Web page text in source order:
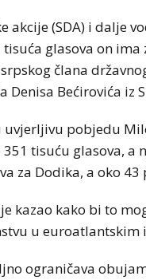
akcije (SDA) i dalje
glasova on
člana
Bećirovića iz
pobjedu
tisuću glasova,
za Dodika, a oko 43
kazao kako bi to
u euroatlantskim
ograničava